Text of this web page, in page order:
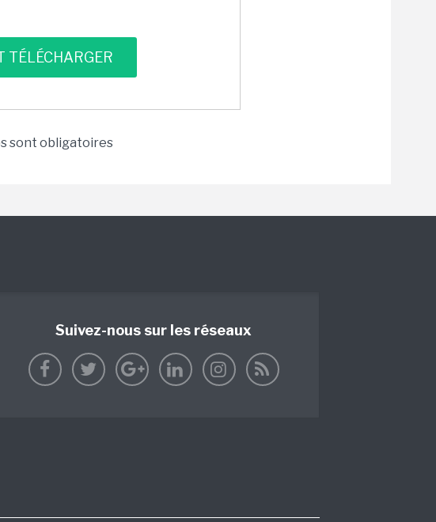
sont obligatoires
Suivez-nous sur les réseaux